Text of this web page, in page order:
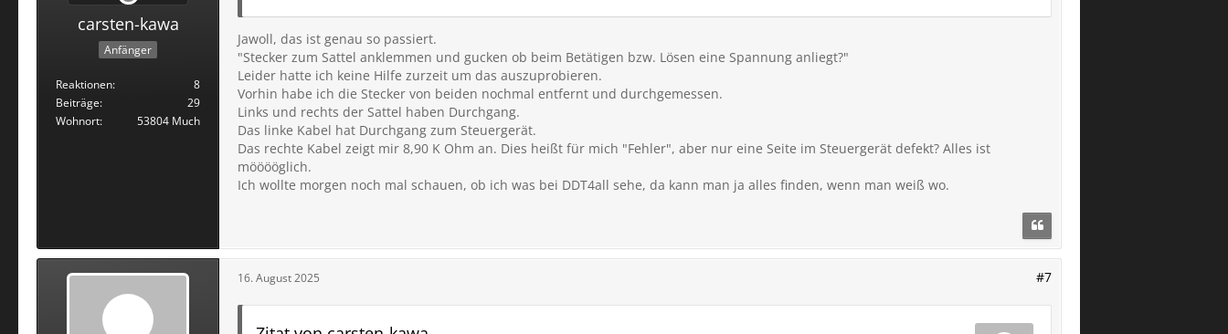
carsten-kawa
Anfänger
Reaktionen
8
Beiträge
29
Wohnort
53804 Much
Jawoll, das ist genau so passiert.
"Stecker zum Sattel anklemmen und gucken ob beim Betätigen bzw. Lösen eine Spannung anliegt?"
Leider hatte ich keine Hilfe zurzeit um das auszuprobieren.
Vorhin habe ich die Stecker von beiden nochmal entfernt und durchgemessen.
Links und rechts der Sattel haben Durchgang.
Das linke Kabel hat Durchgang zum Steuergerät.
Das rechte Kabel zeigt mir 8,90 K Ohm an. Dies heißt für mich "Fehler", aber nur eine Seite im Steuergerät defekt? Alles ist
mööööglich.
Ich wollte morgen noch mal schauen, ob ich was bei DDT4all sehe, da kann man ja alles finden, wenn man weiß wo.
16. August 2025 #7